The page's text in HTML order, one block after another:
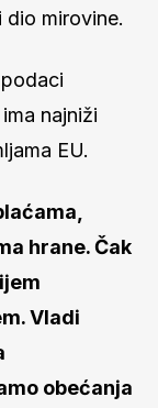
mirovine.
najniži
EU.
hrane. Čak
Vladi
obećanja